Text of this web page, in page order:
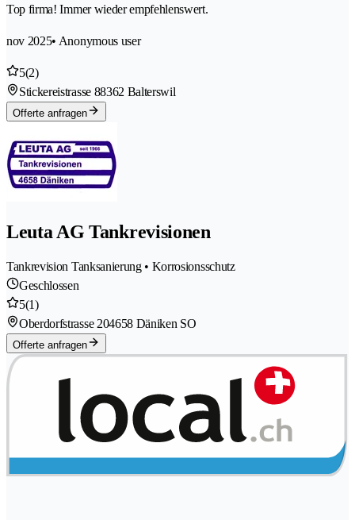
Top firma! Immer wieder empfehlenswert.
nov 2025• Anonymous user
5(2)
Stickereistrasse 88362 Balterswil
Offerte anfragen
Leuta AG Tankrevisionen
Tankrevision Tanksanierung • Korrosionsschutz
Geschlossen
5(1)
Oberdorfstrasse 204658 Däniken SO
Offerte anfragen